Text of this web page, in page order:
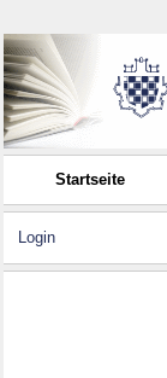
Startseite
Login